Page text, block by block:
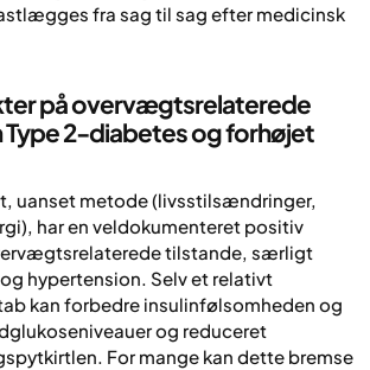
fra sag til sag efter medicinsk
på overvægtsrelaterede
2-diabetes og forhøjet
uanset metode (livsstilsændringer,
har en veldokumenteret positiv
tilstande, særligt
hypertension. Selv et relativt
kan forbedre insulinfølsomheden og
og reduceret
For mange kan dette bremse